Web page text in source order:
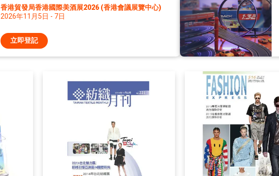
香港貿發局香港國際美酒展2026 (香港會議展覽中心)
2026年11月5日 - 7日
立即登記